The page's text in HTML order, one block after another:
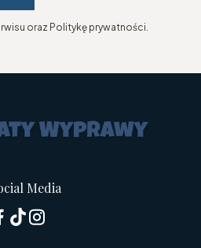
oraz Politykę prywatności.
Media